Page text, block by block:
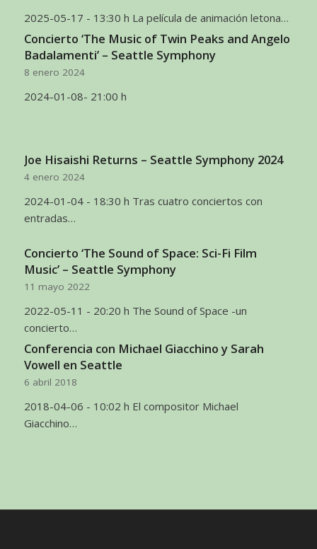
2025-05-17 - 13:30 h La película de animación letona…
Concierto ‘The Music of Twin Peaks and Angelo
Badalamenti’ – Seattle Symphony
8 enero 2024
2024-01-08- 21:00 h
Joe Hisaishi Returns – Seattle Symphony 2024
4 enero 2024
2024-01-04 - 18:30 h Tras cuatro conciertos con
entradas…
Concierto ‘The Sound of Space: Sci-Fi Film
Music’ – Seattle Symphony
11 mayo 2022
2022-05-11 - 20:20 h The Sound of Space -un
concierto…
Conferencia con Michael Giacchino y Sarah
Vowell en Seattle
6 abril 2018
2018-04-06 - 10:02 h El compositor Michael
Giacchino…